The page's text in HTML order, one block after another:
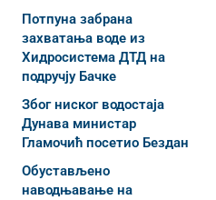
Потпуна забрана
захватања воде из
Хидросистема ДТД на
подручју Бачке
Због ниског водостаја
Дунава министар
Гламочић посетио Бездан
Обустављено
наводњавање на